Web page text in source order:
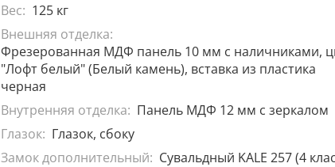
Вес: 125 кг
Внешняя отделка:
Фрезерованная МДФ панель 10 мм с наличниками,
"Лофт белый" (Белый камень), вставка из пластика
черная
Внутренняя отделка: Панель МДФ 12 мм с зеркалом
Глазок: Глазок, сбоку
Замок дополнительный: Сувальдный KALE 257 (4